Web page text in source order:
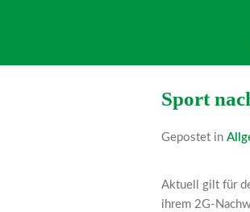
Sport
Gepostet in
Aktuell gilt für
ihrem 2G-